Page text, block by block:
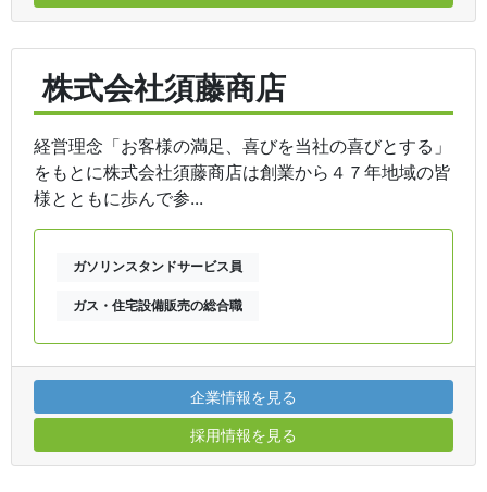
株式会社須藤商店
経営理念「お客様の満足、喜びを当社の喜びとする」
をもとに株式会社須藤商店は創業から４７年地域の皆
様とともに歩んで参...
ガソリンスタンドサービス員
ガス・住宅設備販売の総合職
企業情報を見る
採用情報を見る